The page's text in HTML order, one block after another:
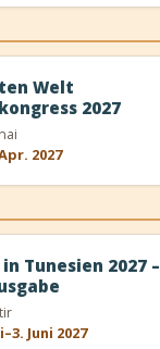
Welt
2027
2027
in Tunesien 2027 –
Juni 2027